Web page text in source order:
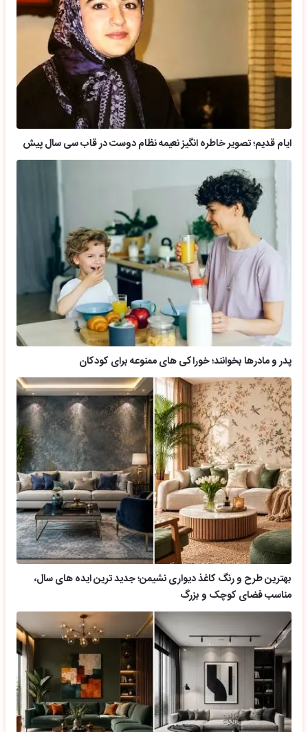
ایام قدیم؛ تصویر خاطره انگیز نعیمه نظام دوست در قاب سی سال پیش
پدر و مادرها بخوانند؛ خوراکی های ممنوعه برای کودکان
بهترین طرح و رنگ کاغذ دیواری نشیمن؛ جدید ترین ایده های سال،
مناسب فضای کوچک و بزرگ